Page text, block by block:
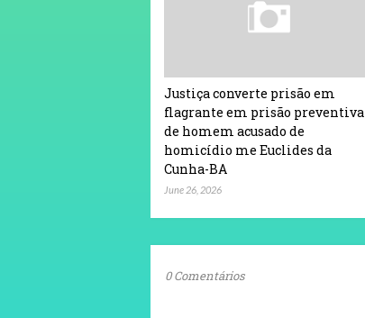
Justiça converte prisão em
flagrante em prisão preventiva
de homem acusado de
homicídio me Euclides da
Cunha-BA
June 26, 2026
0 Comentários